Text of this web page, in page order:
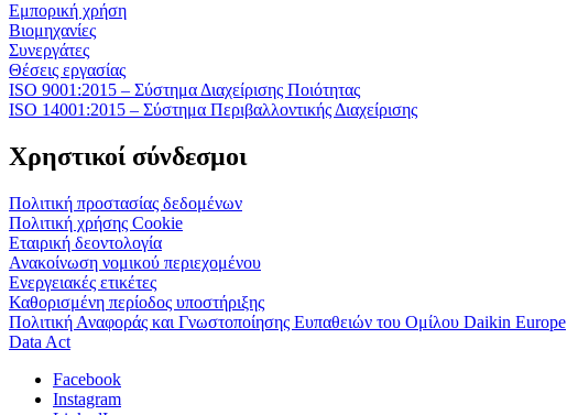
Εμπορική χρήση
Βιομηχανίες
Συνεργάτες
Θέσεις εργασίας
ISO 9001:2015 – Σύστημα Διαχείρισης Ποιότητας
ISO 14001:2015 – Σύστημα Περιβαλλοντικής Διαχείρισης
Χρηστικοί σύνδεσμοι
Πολιτική προστασίας δεδομένων
Πολιτική χρήσης Cookie
Εταιρική δεοντολογία
Ανακοίνωση νομικού περιεχομένου
Ενεργειακές ετικέτες
Καθορισμένη περίοδος υποστήριξης
Πολιτική Αναφοράς και Γνωστοποίησης Ευπαθειών του Ομίλου Daikin Europe
Data Act
Facebook
Instagram